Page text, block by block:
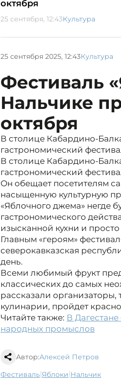
октября
25 сентября, 12:43Культура
25 сентября 2025, 12:43Культура
Фестиваль
Нальчике
октября
В столице Кабардино-
гастрономический
В столице Кабардино-
гастрономический
Он обещает посетителям
насыщенную культурную
«Яблочного джема» негде
гастрономического
изысканной кухни и
Главным «героям»
северокавказская
день.
Всеми любимый фрукт
классических до самых
рассказали организаторы,
кулинарии, пройдет
Читайте также: В
народных промыслов
Автор:Алексей Петров
фестиваль| яблоки| Нальчик